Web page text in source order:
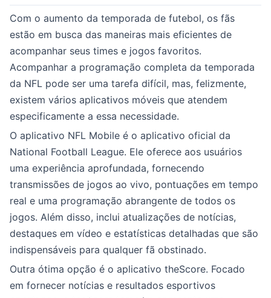
Com o aumento da temporada de futebol, os fãs
estão em busca das maneiras mais eficientes de
acompanhar seus times e jogos favoritos.
Acompanhar a programação completa da temporada
da NFL pode ser uma tarefa difícil, mas, felizmente,
existem vários aplicativos móveis que atendem
especificamente a essa necessidade.
O aplicativo NFL Mobile é o aplicativo oficial da
National Football League. Ele oferece aos usuários
uma experiência aprofundada, fornecendo
transmissões de jogos ao vivo, pontuações em tempo
real e uma programação abrangente de todos os
jogos. Além disso, inclui atualizações de notícias,
destaques em vídeo e estatísticas detalhadas que são
indispensáveis para qualquer fã obstinado.
Outra ótima opção é o aplicativo theScore. Focado
em fornecer notícias e resultados esportivos